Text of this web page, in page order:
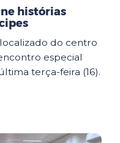
histórias
localizado do centro
especial
terça-feira (16).